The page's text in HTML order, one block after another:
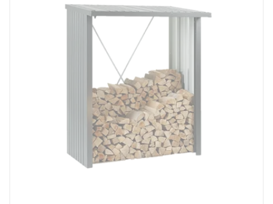
palette
3 varianti di colore
deployed_code
3 formati